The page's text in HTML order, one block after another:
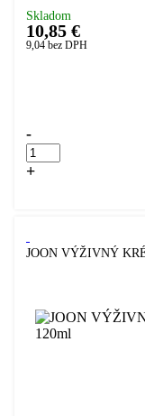
Skladom
10,85 €
9,04 bez DPH
-
+
JOON VÝŽIVNÝ